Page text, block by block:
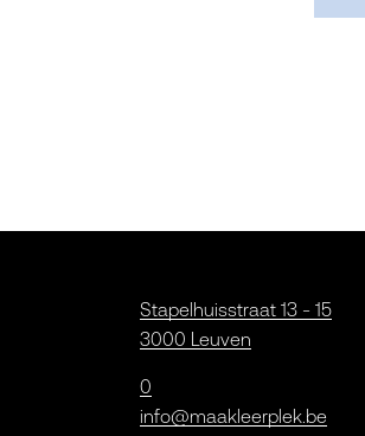
Stapelhuisstraat 13 - 15
3000 Leuven
0
info@maakleerplek.be